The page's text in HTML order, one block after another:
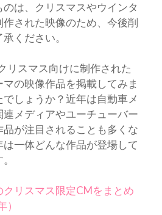
は、クリスマスやウインタ
された映像のため、今後削
ください。
リスマス向けに制作された
の映像作品を掲載してみま
しょうか？近年は自動車メ
メディアやユーチューバー
が注目されることも多くな
一体どんな作品が登場して
クリスマス限定CMをまとめ